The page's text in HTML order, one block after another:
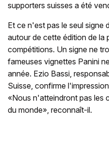
supporters suisses a été
Et ce n'est pas le seul signe
autour de cette édition de la
compétitions. Un signe ne
fameuses vignettes Panini
année. Ezio Bassi,
Suisse, confirme
«Nous n'atteindront pas les
du monde», reconnaît-il.